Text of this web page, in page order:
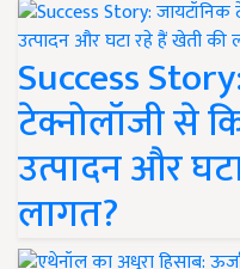
Success
टेक्नोलॉजी से
उत्पादन और
लागत?